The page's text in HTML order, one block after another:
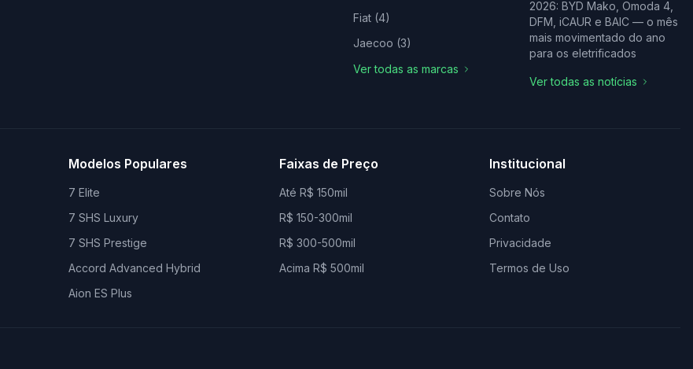
Fiat (4)
Jaecoo (3)
Ver todas as marcas
2026: BYD Mako, Omoda 4,
DFM, iCAUR e BAIC — o mês
mais movimentado do ano
para os eletrificados
Ver todas as notícias
Modelos Populares
7 Elite
7 SHS Luxury
7 SHS Prestige
Accord Advanced Hybrid
Aion ES Plus
Faixas de Preço
Até R$ 150mil
R$ 150-300mil
R$ 300-500mil
Acima R$ 500mil
Institucional
Sobre Nós
Contato
Privacidade
Termos de Uso